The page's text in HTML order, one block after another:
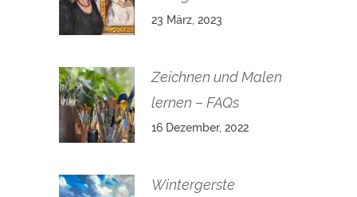
23 März, 2023
Zeichnen und Malen
lernen – FAQs
16 Dezember, 2022
Wintergerste